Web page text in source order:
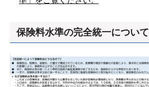
保険料水準の完全統一について